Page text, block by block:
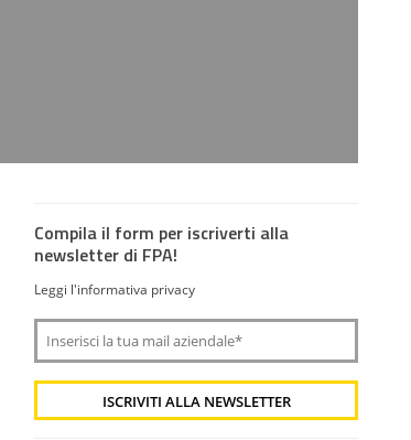
Compila il form per iscriverti alla
newsletter di FPA!
Leggi l'informativa privacy